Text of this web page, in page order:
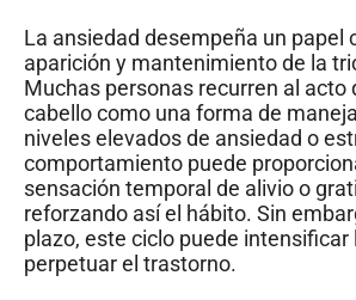
La ansiedad desempeña un papel
aparición y mantenimiento de la
Muchas personas recurren al acto
cabello como una forma de
niveles elevados de ansiedad o
comportamiento puede
sensación temporal de alivio o
reforzando así el hábito. Sin
plazo, este ciclo puede intensificar
perpetuar el trastorno.